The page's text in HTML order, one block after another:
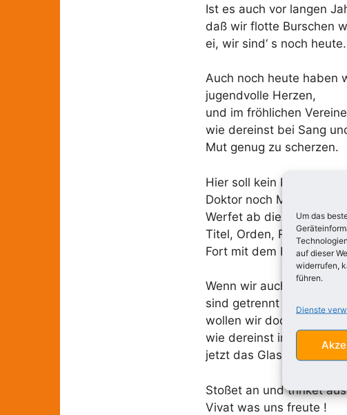
Um das
auf dieser
widerrufen,
führen.
Dienste
Ist es auch vor langen
daß wir flotte Burschen
ei, wir sind‘ s noch heute.
Auch noch heute haben
jugendvolle Herzen,
und im fröhlichen Vereine
wie dereinst bei Sang
Mut genug zu scherzen.
Hier soll kein Professor
Doktor noch Magister !
Werfet ab die
Titel, Orden, Rang und
Fort mit dem Philister !
Wenn wir auch durch
sind getrennt im Leben,
wollen wir doch
wie dereinst in frohen
jetzt das Glas erheben.
Stoßet an und trinket
Vivat was uns freute !